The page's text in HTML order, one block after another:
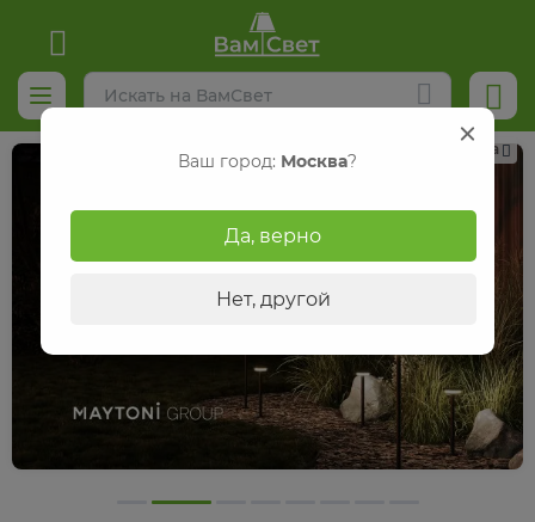
Реклама
Ваш город: Москва?
Да, верно
Нет, другой